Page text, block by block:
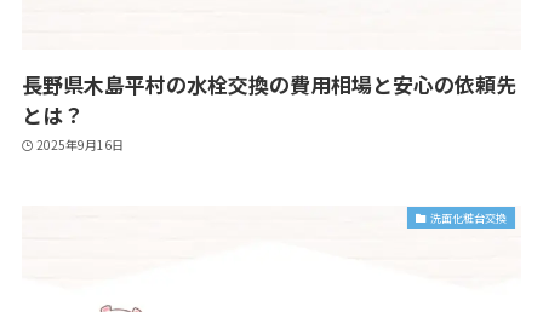
長野県木島平村の水栓交換の費用相場と安心の依頼先
とは？
2025年9月16日
洗面化粧台交換